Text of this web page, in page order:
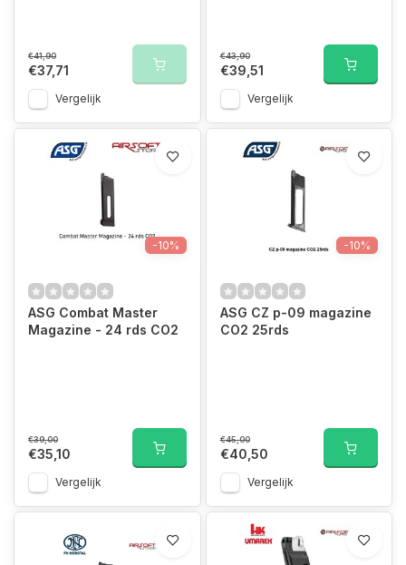
€41,90
€37,71
Vergelijk
€43,90
€39,51
Vergelijk
-10%
ASG Combat Master
Magazine - 24 rds CO2
€39,00
€35,10
Vergelijk
-10%
ASG CZ p-09 magazine
CO2 25rds
€45,00
€40,50
Vergelijk